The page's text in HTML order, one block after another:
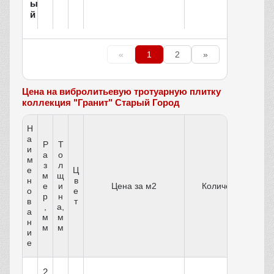
ы
й
« 1 2 »
Цена на вибролитьевую тротуарную плитку
коллекция "Гранит" Старый Город
Н
а
и
м
е
н
о
в
а
н
и
е
Р
а
з
м
е
р
м
м
Т
о
л
щ
и
н
а,
м
м
Ц
в
е
т
Цена за м2 Количество